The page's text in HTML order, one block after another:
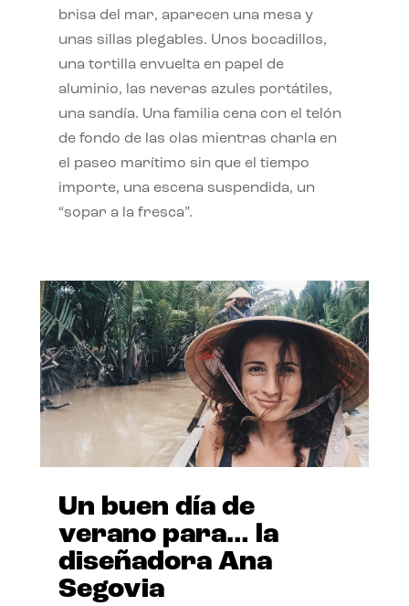
brisa del mar, aparecen una mesa y
unas sillas plegables. Unos bocadillos,
una tortilla envuelta en papel de
aluminio, las neveras azules portátiles,
una sandía. Una familia cena con el telón
de fondo de las olas mientras charla en
el paseo marítimo sin que el tiempo
importe, una escena suspendida, un
“sopar a la fresca”.
Un buen día de
verano para… la
diseñadora Ana
Segovia